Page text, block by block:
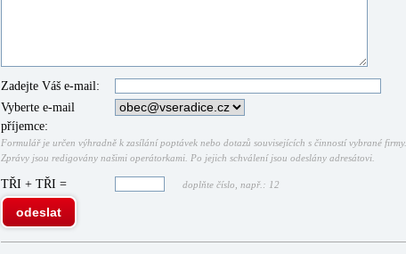
Zadejte Váš e-mail:
Vyberte e-mail
příjemce:
Formulář je určen výhradně k zasílání poptávek nebo dotazů souvisejících s činností vybrané firmy.
Zprávy jsou redigovány našimi operátorkami. Po jejich schválení jsou odeslány adresátovi.
TŘI + TŘI = doplňte číslo, např.: 12
odeslat